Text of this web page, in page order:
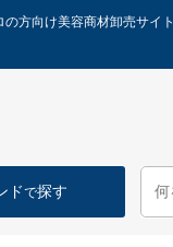
方向け美容商材卸売サイト
ドで探す